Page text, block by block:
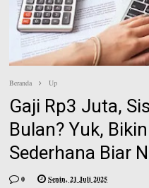
Beranda Up
Gaji Rp3 Juta,
Bulan? Yuk,
Sederhana Biar
0 Senin, 21 Juli 2025